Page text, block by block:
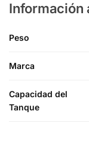
Información
Peso
Marca
Capacidad del
Tanque